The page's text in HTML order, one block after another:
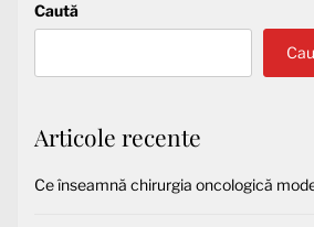
Caută
Articole recente
Ce înseamnă chirurgia oncologică